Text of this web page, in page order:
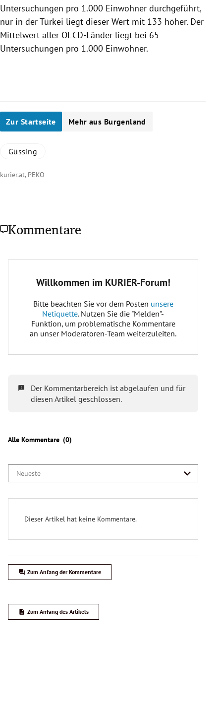
Untersuchungen pro 1.000 Einwohner durchgeführt,
nur in derTürkei liegt dieser Wert mit 133 höher. Der
Mittelwert aller OECD-Länder liegt bei 65
Untersuchungen pro 1.000 Einwohner.
Zur Startseite Mehr aus Burgenland
Güssing
kurier.at, PEKO
Kommentare